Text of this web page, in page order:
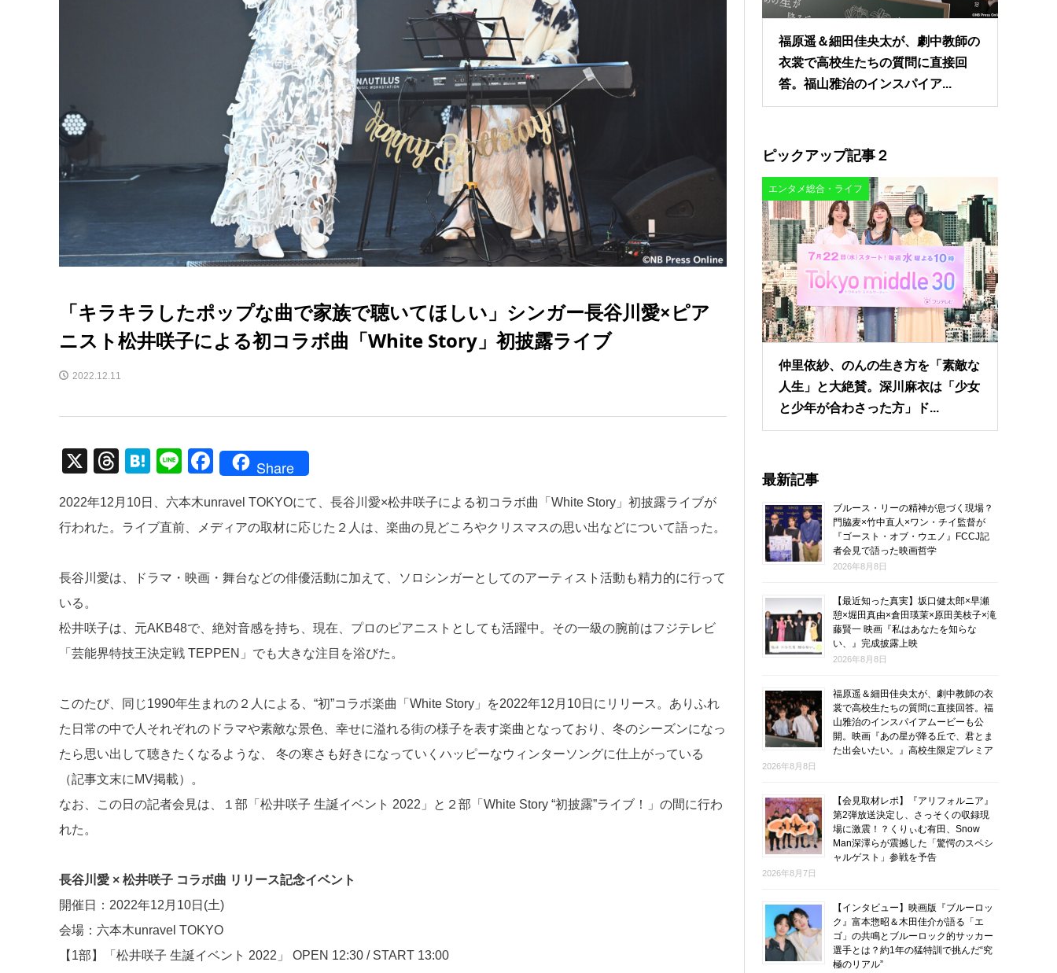
「キラキラしたポップな曲で家族で聴いてほしい」シンガー長谷川愛×ピア
ニスト松井咲子による初コラボ曲「White Story」初披露ライブ
2022.12.11
X
T
e
a
s
H
e
n
Li
e
F
c
e
o
k
Share
2022年12月10日、六本木unravel TOKYOにて、長谷川愛×松井咲子による初コラボ曲「White Story」初披露ライブが
行われた。ライブ直前、メディアの取材に応じた２人は、楽曲の見どころやクリスマスの思い出などについて語った。
長谷川愛は、ドラマ・映画・舞台などの俳優活動に加えて、ソロシンガーとしてのアーティスト活動も精力的に行って
いる。
松井咲子は、元AKB48で、絶対音感を持ち、現在、プロのピアニストとしても活躍中。その一級の腕前はフジテレビ
「芸能界特技王決定戦 TEPPEN」でも大きな注目を浴びた。
このたび、同じ1990年生まれの２人による、“初”コラボ楽曲「White Story」を2022年12月10日にリリース。ありふれ
た日常の中で人それぞれのドラマや素敵な景色、幸せに溢れる街の様子を表す楽曲となっており、冬のシーズンになっ
たら思い出して聴きたくなるような、 冬の寒さも好きになっていくハッピーなウィンターソングに仕上がっている
（記事文末にMV掲載）。
なお、この日の記者会見は、１部「松井咲子 生誕イベント 2022」と２部「White Story “初披露”ライブ！」の間に行わ
れた。
長谷川愛 × 松井咲子 コラボ曲 リリース記念イベント
開催日：2022年12月10日(土)
会場：六本木unravel TOKYO
【1部】「松井咲子 生誕イベント 2022」 OPEN 12:30 / START 13:00
福原遥＆細田佳央太が、劇中教師の
衣裳で高校生たちの質問に直接回
答。福山雅治のインスパイア...
ピックアップ記事２
エンタメ総合・ライフ
仲里依紗、のんの生き方を「素敵な
人生」と大絶賛。深川麻衣は「少女
と少年が合わさった方」ド...
最新記事
ブルース・リーの精神が息づく現場？
門脇麦×竹中直人×ワン・チイ監督が
『ゴースト・オブ・ウエノ』FCCJ記
者会見で語った映画哲学
2026年8月8日
【最近知った真実】坂口健太郎×早瀬
憩×堀田真由×倉田瑛茉×原田美枝子×滝
藤賢一 映画『私はあなたを知らな
い、』完成披露上映
2026年8月8日
福原遥＆細田佳央太が、劇中教師の衣
裳で高校生たちの質問に直接回答。福
山雅治のインスパイアムービーも公
開。映画『あの星が降る丘で、君とま
た出会いたい。』高校生限定プレミア
2026年8月8日
【会見取材レポ】『アリフォルニア』
第2弾放送決定し、さっそくの収録現
場に激震！？くりぃむ有田、Snow
Man深澤らが震撼した「驚愕のスペシ
ャルゲスト」参戦を予告
2026年8月7日
【インタビュー】映画版『ブルーロッ
ク』富本惣昭＆木田佳介が語る「エ
ゴ」の共鳴とブルーロック的サッカー
選手とは？約1年の猛特訓で挑んだ“究
極のリアル”